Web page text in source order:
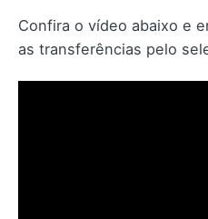
Confira o vídeo abaixo e
as transferências pelo